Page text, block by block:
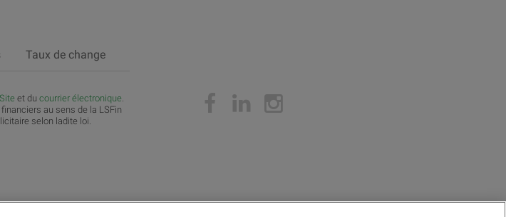
Taux de change
et du courrier électronique.
au sens de la LSFin
selon ladite loi.